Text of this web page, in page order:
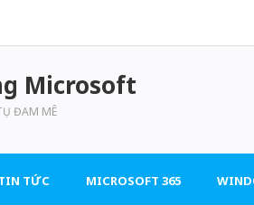
Microsoft
ĐAM MÊ
TỨC MICROSOFT 365